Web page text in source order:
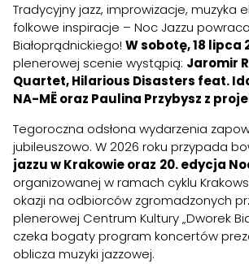
Tradycyjny jazz, improwizacje, muzyka
folkowe inspiracje – Noc Jazzu
Białoprądnickiego! W sobotę, 18 lipca
plenerowej scenie wystąpią: Jaromir
Quartet, Hilarious Disasters feat.
NA-MË oraz Paulina Przybysz z
Tegoroczna odsłona wydarzenia
jubileuszowo. W 2026 roku przypada
jazzu w Krakowie oraz 20. edycja
organizowanej w ramach cyklu
okazji na odbiorców zgromadzonych
plenerowej Centrum Kultury „Dworek
czeka bogaty program koncertów
oblicza muzyki jazzowej.